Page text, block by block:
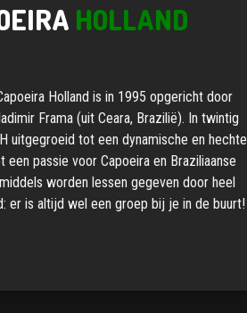
HOLLAND
Holland is in 1995 opgericht door
Frama (uit Ceara, Brazilië). In twintig
uitgegroeid tot een dynamische en hechte
een passie voor Capoeira en Braziliaanse
worden lessen gegeven door heel
er is altijd wel een groep bij je in de buurt!